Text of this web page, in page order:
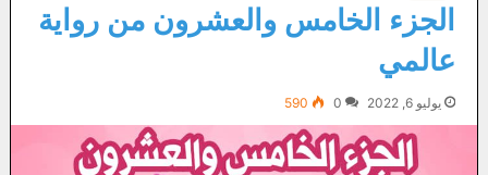
الجزء الخامس والعشرون من رواية
عالمي
يوليو 6, 2022 0
590